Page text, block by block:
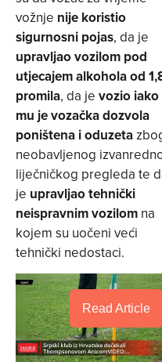
vožnje nije koristio
sigurnosni pojas, da je
upravljao vozilom pod
utjecajem alkohola od
promila, da je vozio iako
mu je vozačka dozvola
poništena i oduzeta
neobavljenog
liječničkog pregleda te
je upravljao tehnički
neispravnim vozilom na
kojem su uočeni veći
tehnički nedostaci.
Read Article